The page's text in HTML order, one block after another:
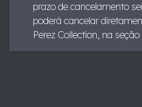
prazo de cancelamento
poderá cancelar
Perez Collection, na